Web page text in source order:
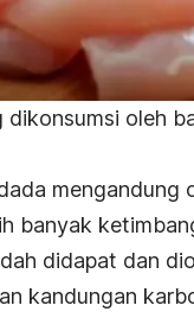
oleh
mengandung
banyak
didapat dan
kandungan